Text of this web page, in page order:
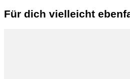
Für dich vielleicht